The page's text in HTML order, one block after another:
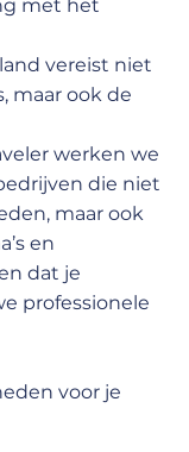
met het
vereist niet
maar ook de
werken we
die niet
maar ook
en
dat je
professionele
voor je